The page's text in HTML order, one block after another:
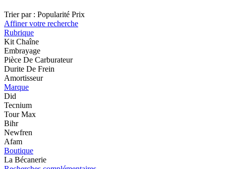
Trier par : Popularité Prix
Affiner votre recherche
Rubrique
Kit Chaîne
Embrayage
Pièce De Carburateur
Durite De Frein
Amortisseur
Marque
Did
Tecnium
Tour Max
Bihr
Newfren
Afam
Boutique
La Bécanerie